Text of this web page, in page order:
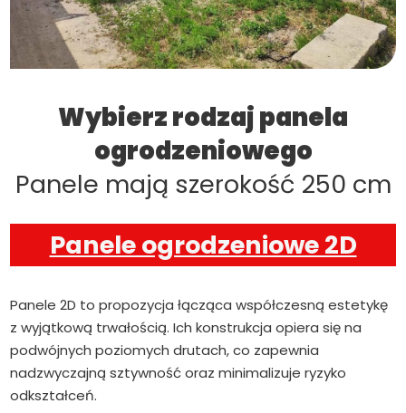
Wybierz rodzaj panela
ogrodzeniowego
Panele mają szerokość 250 cm
Panele ogrodzeniowe 2D
Panele 2D to propozycja łącząca współczesną estetykę
z wyjątkową trwałością. Ich konstrukcja opiera się na
podwójnych poziomych drutach, co zapewnia
nadzwyczajną sztywność oraz minimalizuje ryzyko
odkształceń.